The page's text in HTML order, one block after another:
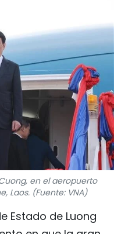
en el aeropuerto
Laos. (Fuente: VNA)
Estado de Luong